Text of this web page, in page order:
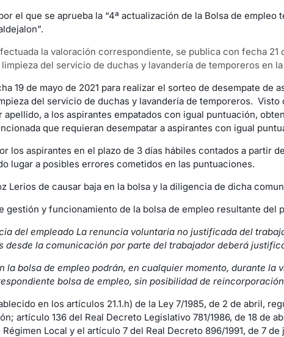
el que se aprueba la “4ª actualización de la Bolsa de
la valoración correspondiente, se publica con fecha
del servicio de duchas y lavandería de temporeros en
19 de mayo de 2021 para realizar el sorteo de desempate
del servicio de duchas y lavandería de temporeros.
a los aspirantes empatados con igual puntuación,
que requieran desempatar a aspirantes con igual
los aspirantes en el plazo de 3 días hábiles contados a partir
lugar a posibles errores cometidos en las puntuaciones.
Lerios de causar baja en la bolsa y la diligencia de dicha
gestión y funcionamiento de la bolsa de empleo resultante del
del empleado La renuncia voluntaria no justificada del
desde la comunicación por parte del trabajador deberá
bolsa de empleo podrán, en cualquier momento, durante
bolsa de empleo, sin posibilidad de
en los artículos 21.1.h) de la Ley 7/1985, de 2 de abril,
artículo 136 del Real Decreto Legislativo 781/1986, de 18 de
Local y el artículo 7 del Real Decreto 896/1991, de 7